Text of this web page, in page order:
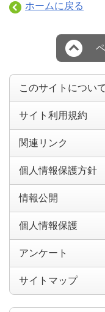
ホームに戻る
このサイトについて
サイト利用規約
関連リンク
個人情報保護方針
情報公開
個人情報保護
アンケート
サイトマップ